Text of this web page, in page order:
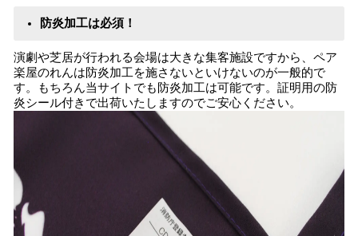
防炎加工は必須！
演劇や芝居が行われる会場は大きな集客施設ですから、ペア
楽屋のれんは防炎加工を施さないといけないのが一般的で
す。もちろん当サイトでも防炎加工は可能です。証明用の防
炎シール付きで出荷いたしますのでご安心ください。